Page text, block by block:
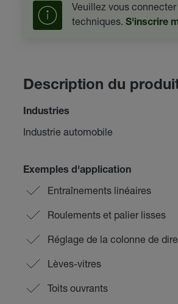
Veuillez vous
techniques. S'inscrire
Description du
Industries
Industrie automobile
Exemples d'application
Entraînements linéaires
Roulements et palier lisses
Réglage de la colonne de
Lèves-vitres
Toits ouvrants